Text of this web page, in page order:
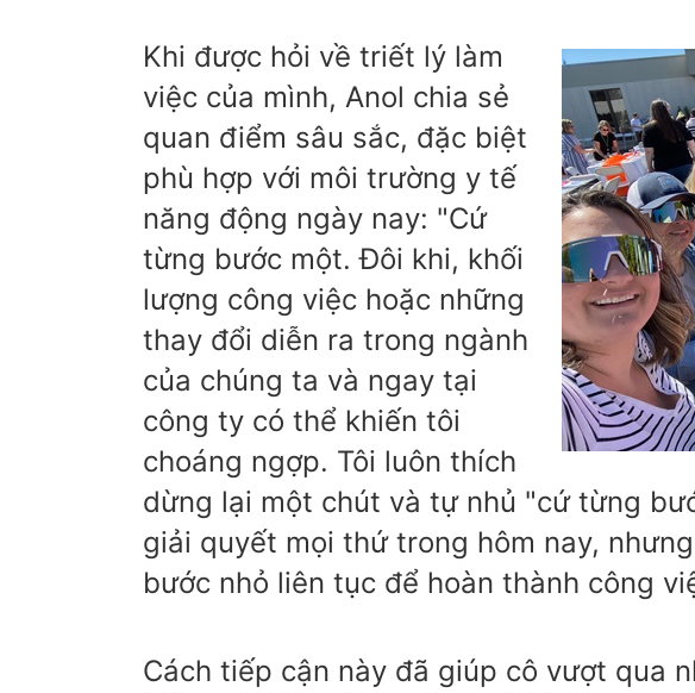
Khi được hỏi về triết lý làm
việc của mình, Anol chia sẻ
quan điểm sâu sắc, đặc biệt
phù hợp với môi trường y tế
năng động ngày nay: "Cứ
từng bước một. Đôi khi, khối
lượng công việc hoặc những
thay đổi diễn ra trong ngành
của chúng ta và ngay tại
công ty có thể khiến tôi
choáng ngợp. Tôi luôn thích
dừng lại một chút và tự nhủ "cứ từng
giải quyết mọi thứ trong hôm nay,
bước nhỏ liên tục để hoàn thành công
Cách tiếp cận này đã giúp cô vượt qua